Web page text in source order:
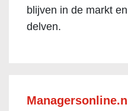
blijven in de markt
delven.
Managersonline.nl